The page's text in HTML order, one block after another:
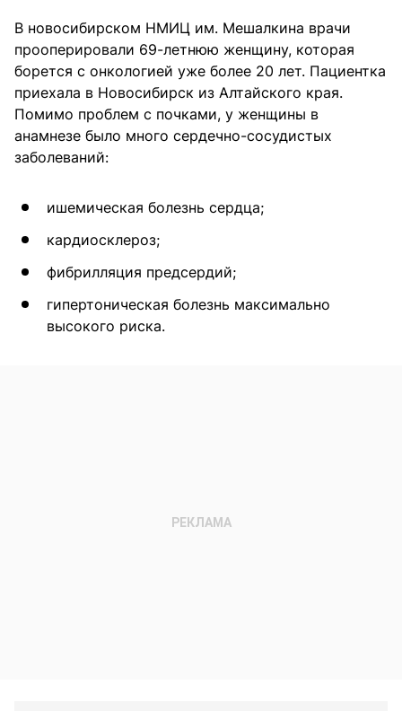
В новосибирском НМИЦ им. Мешалкина врачи
прооперировали 69-летнюю женщину, которая
борется с онкологией уже более 20 лет. Пациентка
приехала в Новосибирск из Алтайского края.
Помимо проблем с почками, у женщины в
анамнезе было много сердечно-сосудистых
заболеваний:
ишемическая болезнь сердца;
кардиосклероз;
фибрилляция предсердий;
гипертоническая болезнь максимально
высокого риска.